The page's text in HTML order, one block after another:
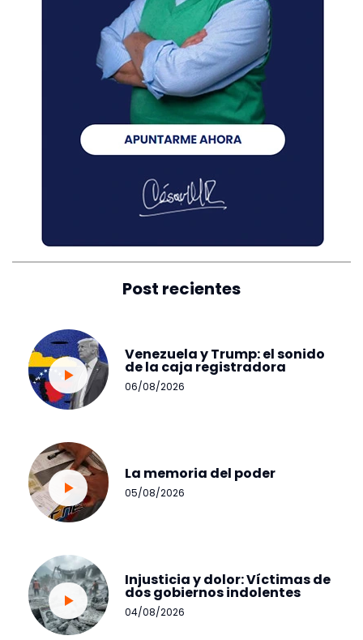
Post recientes
Venezuela y Trump: el sonido
de la caja registradora
06/08/2026
La memoria del poder
05/08/2026
Injusticia y dolor: Víctimas de
dos gobiernos indolentes
04/08/2026